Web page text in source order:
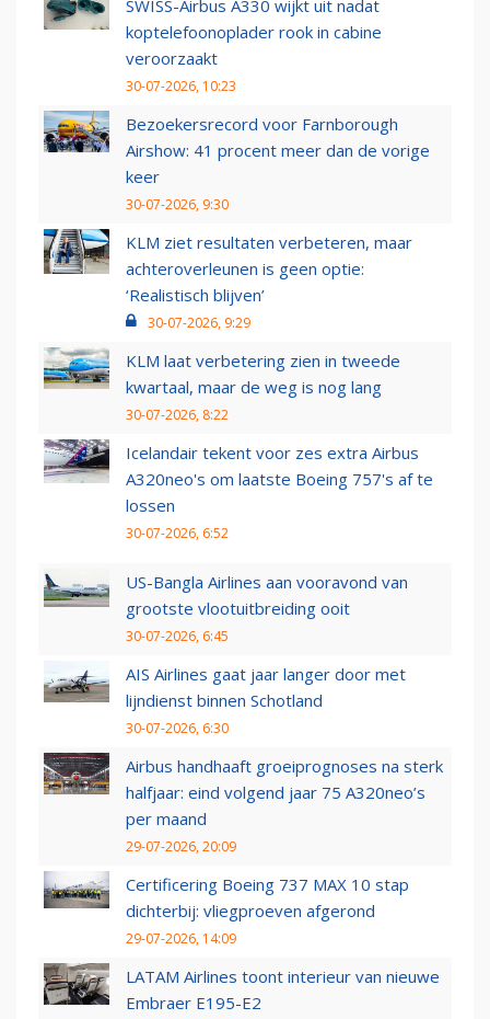
SWISS-Airbus A330 wijkt uit nadat
koptelefoonoplader rook in cabine
veroorzaakt
30-07-2026, 10:23
Bezoekersrecord voor Farnborough
Airshow: 41 procent meer dan de vorige
keer
30-07-2026, 9:30
KLM ziet resultaten verbeteren, maar
achteroverleunen is geen optie:
‘Realistisch blijven’
30-07-2026, 9:29
KLM laat verbetering zien in tweede
kwartaal, maar de weg is nog lang
30-07-2026, 8:22
Icelandair tekent voor zes extra Airbus
A320neo's om laatste Boeing 757's af te
lossen
30-07-2026, 6:52
US-Bangla Airlines aan vooravond van
grootste vlootuitbreiding ooit
30-07-2026, 6:45
AIS Airlines gaat jaar langer door met
lijndienst binnen Schotland
30-07-2026, 6:30
Airbus handhaaft groeiprognoses na sterk
halfjaar: eind volgend jaar 75 A320neo’s
per maand
29-07-2026, 20:09
Certificering Boeing 737 MAX 10 stap
dichterbij: vliegproeven afgerond
29-07-2026, 14:09
LATAM Airlines toont interieur van nieuwe
Embraer E195-E2